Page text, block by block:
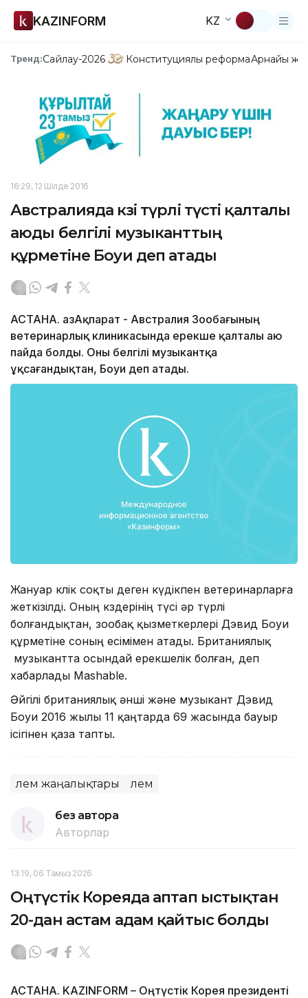
KAZINFORM KZ
Тренд:Сайлау-2026 Конституциялық реформаАрнайы
16:29, 12 Шілде 2016
Австралияда көзі түрлі түсті қалталы
аюды белгілі музыканттың
құрметіне Боуи деп атады
АСТАНА. ҚазАқпарат - Австралия Зообағының
ветеринарлық клиникасында ерекше қалталы аю
пайда болды. Оны белгілі музыкантқа
ұқсағандықтан, Боуи деп атады.
Жануар көлік соқты деген күдікпен ветеринарларға
жеткізілді. Оның көздерінің түсі әр түрлі
болғандықтан, зообақ қызметкерлері Дэвид Боуи
құрметіне соның есімімен атады. Британиялық
музыкантта осындай ерекшелік болған, деп
хабарлады Mashable.
Әйгілі британиялық әнші және музыкант Дэвид
Боуи 2016 жылы 11 қаңтарда 69 жасында бауыр
ісігінен қаза тапты.
Әлем жаңалықтары Әлем
без автора
Авторлар
13:19, 06 Тамыз 2026
Оңтүстік Кореяда аптап ыстықтан
20-дан астам адам қайтыс болды
АСТАНА. KAZINFORM – Оңтүстік Корея президенті